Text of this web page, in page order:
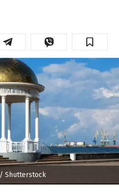
/ Shutterstock